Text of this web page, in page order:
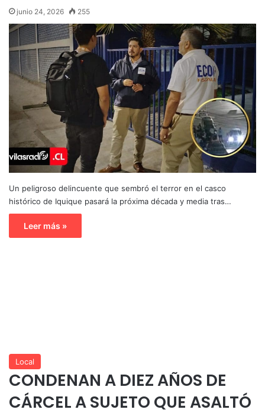
junio 24, 2026 255
Un peligroso delincuente que sembró el terror en el casco
histórico de Iquique pasará la próxima década y media tras…
Leer más »
Local
CONDENAN A DIEZ AÑOS DE
CÁRCEL A SUJETO QUE ASALTÓ